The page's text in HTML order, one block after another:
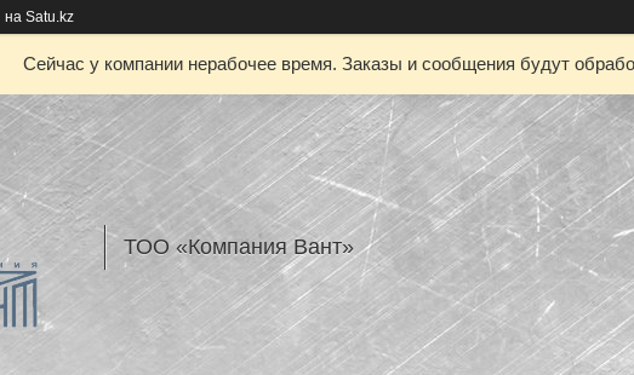
на Satu.kz
Сейчас у компании нерабочее время. Заказы и сообщения будут
ТОО «Компания Вант»